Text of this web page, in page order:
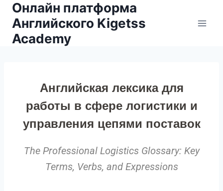
Онлайн платформа
Английского Kigetss
Academy
Английская лексика для
работы в сфере логистики и
управления цепями поставок
The Professional Logistics Glossary: Key
Terms, Verbs, and Expressions